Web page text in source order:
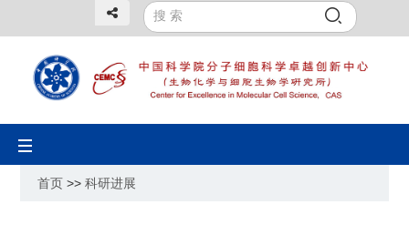
Toggle
navigation
首页 >>科研进展